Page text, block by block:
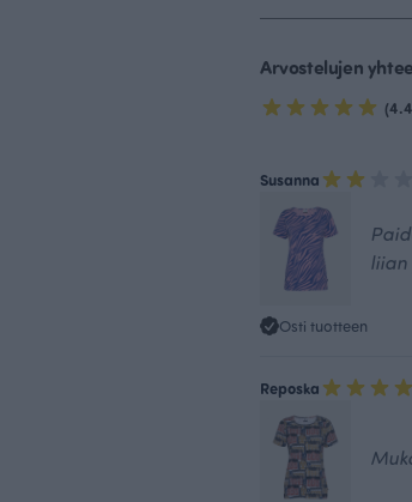
Arvostelujen
Susanna
liian
Osti tuotteen
Reposka